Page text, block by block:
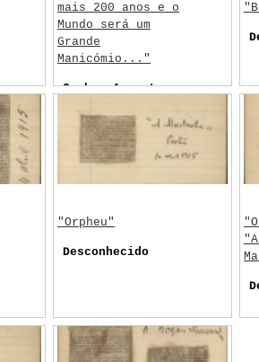
mais 200 anos e o
Mundo será um
Grande
Manicómio..."
Cunha, Augusto
"Orpheu"
Desconhecido